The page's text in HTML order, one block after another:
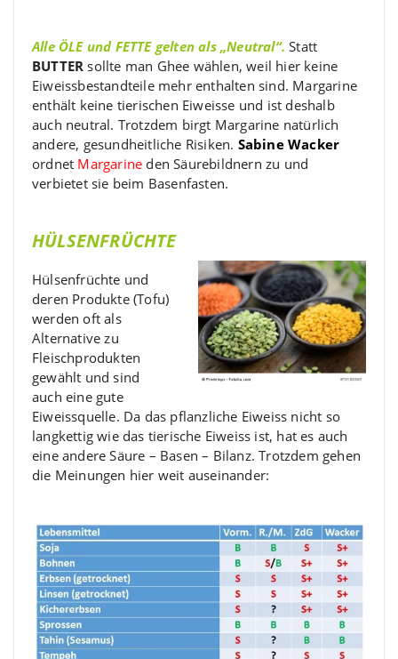
Alle ÖLE und FETTE gelten als „Neutral“.Statt
BUTTER sollte man Ghee wählen, weil hier keine
Eiweissbestandteile mehr enthalten sind. Margarine
enthält keine tierischen Eiweisse und ist deshalb
auch neutral. Trotzdem birgt Margarine natürlich
andere, gesundheitliche Risiken. Sabine Wacker
ordnet Margarine den Säurebildnern zu und
verbietet sie beim Basenfasten.
HÜLSENFRÜCHTE
Hülsenfrüchte und
deren Produkte (Tofu)
werden oft als
Alternative zu
Fleischprodukten
gewählt und sind
auch eine gute
Eiweissquelle. Da das pflanzliche Eiweiss nicht so
langkettig wie das tierische Eiweiss ist, hat es auch
eine andere Säure – Basen – Bilanz. Trotzdem gehen
die Meinungen hier weit auseinander: